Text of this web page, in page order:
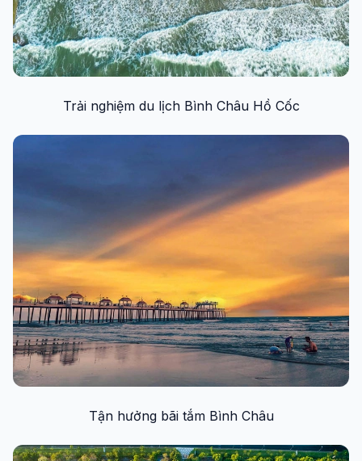
Trải nghiệm du lịch Bình Châu Hồ Cốc
Tận hưởng bãi tắm Bình Châu